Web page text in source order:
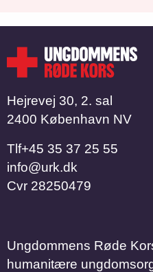
Hejrevej 30, 2. sal
2400 København NV
Tlf​​​​​​​+45 35 37 25 55
info@urk.dk
Cvr 28250479
Ungdommens Røde
humanitære